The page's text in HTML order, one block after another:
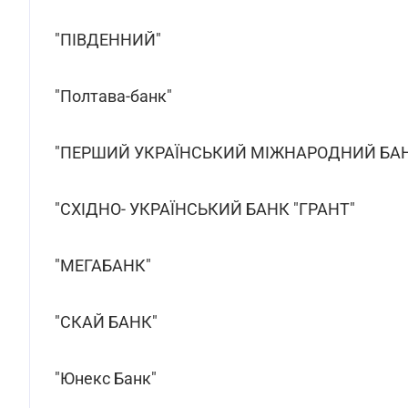
"ПІВДЕННИЙ"
"Полтава-банк"
"ПЕРШИЙ УКРАЇНСЬКИЙ МІЖНАРОДНИЙ
"СХІДНО- УКРАЇНСЬКИЙ БАНК "ГРАНТ"
"МЕГАБАНК"
"СКАЙ БАНК"
"Юнекс Банк"